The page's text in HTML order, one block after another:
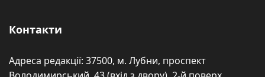
Контакти
Адреса редакції: 37500, м. Лубни, проспект